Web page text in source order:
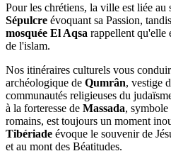
Pour les chrétiens, la ville est liée au
Sépulcre évoquant sa Passion,
mosquée El Aqsa rappellent qu'elle
de l'islam.
Nos itinéraires culturels vous
archéologique de Qumrân, vestige
communautés religieuses du
à la forteresse de Massada, symbole
romains, est toujours un moment
Tibériade évoque le souvenir de
et au mont des Béatitudes.